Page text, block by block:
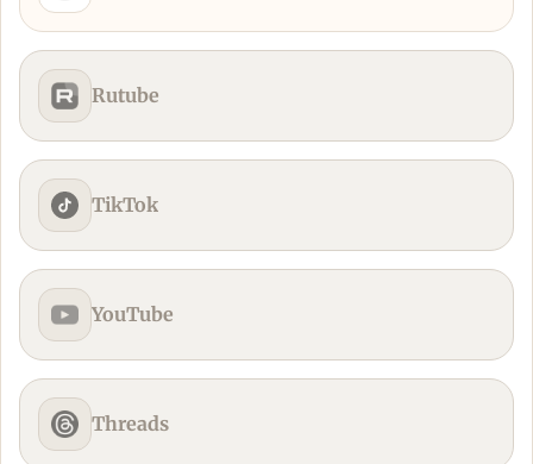
Rutube
TikTok
YouTube
Threads